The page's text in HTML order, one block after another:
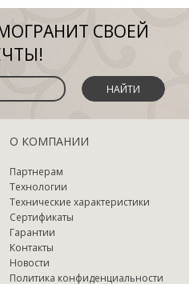
СВОЕЙ
НАЙТИ
О КОМПАНИИ
Партнерам
Технологии
Технические характеристики
Сертификаты
Гарантии
Контакты
Новости
Политика конфиденциальности